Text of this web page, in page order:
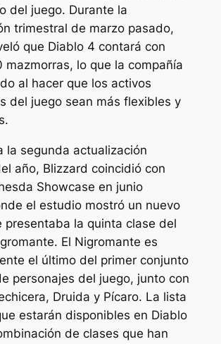
del juego. Durante la
trimestral de marzo pasado,
que Diablo 4 contará con
mazmorras, lo que la compañía
al hacer que los activos
del juego sean más flexibles y
la segunda actualización
año, Blizzard coincidió con
Showcase en junio
el estudio mostró un nuevo
presentaba la quinta clase del
El Nigromante es
el último del primer conjunto
personajes del juego, junto con
Druida y Pícaro. La lista
estarán disponibles en Diablo
de clases que han